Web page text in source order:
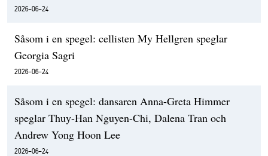
2026-06-24
Såsom i en spegel: cellisten My Hellgren speglar
Georgia Sagri
2026-06-24
Såsom i en spegel: dansaren Anna-Greta Himmer
speglar Thuy-Han Nguyen-Chi, Dalena Tran och
Andrew Yong Hoon Lee
2026-06-24